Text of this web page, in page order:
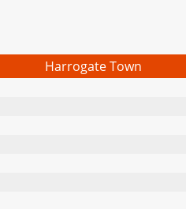
Harrogate Town